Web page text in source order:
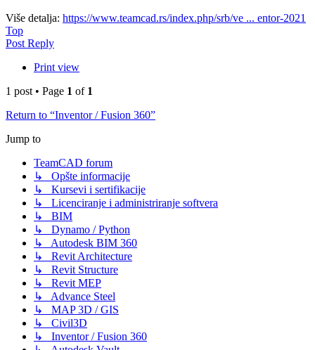
Više detalja: https://www.teamcad.rs/index.php/srb/ve ... entor-2021
Top
Post Reply
Print view
1 post • Page 1 of 1
Return to “Inventor / Fusion 360”
Jump to
TeamCAD forum
↳ Opšte informacije
↳ Kursevi i sertifikacije
↳ Licenciranje i administriranje softvera
↳ BIM
↳ Dynamo / Python
↳ Autodesk BIM 360
↳ Revit Architecture
↳ Revit Structure
↳ Revit MEP
↳ Advance Steel
↳ MAP 3D / GIS
↳ Civil3D
↳ Inventor / Fusion 360